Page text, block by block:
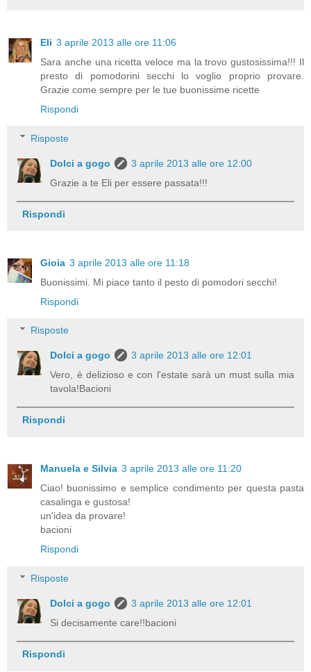
Eli 3 aprile 2013 alle ore 11:06
Sara anche una ricetta veloce ma la trovo gustosissima!!! Il
presto di pomodorini secchi lo voglio proprio provare.
Grazie come sempre per le tue buonissime ricette
Rispondi
Risposte
Dolci a gogo
3 aprile 2013 alle ore 12:00
Grazie a te Eli per essere passata!!!
Rispondi
Gioia 3 aprile 2013 alle ore 11:18
Buonissimi. Mi piace tanto il pesto di pomodori secchi!
Rispondi
Risposte
Dolci a gogo
3 aprile 2013 alle ore 12:01
Vero, è delizioso e con l'estate sarà un must sulla mia
tavola!Bacioni
Rispondi
Manuela e Silvia 3 aprile 2013 alle ore 11:20
Ciao! buonissimo e semplice condimento per questa pasta
casalinga e gustosa!
un'idea da provare!
bacioni
Rispondi
Risposte
Dolci a gogo
3 aprile 2013 alle ore 12:01
Si decisamente care!!bacioni
Rispondi